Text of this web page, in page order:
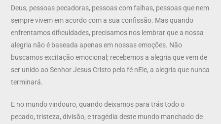
Deus, pessoas pecadoras, pessoas com falhas, pessoas que nem
sempre vivem em acordo com a sua confissão. Mas quando
enfrentamos dificuldades, precisamos nos lembrar que a nossa
alegria não é baseada apenas em nossas emoções. Não
buscamos excitação emocional; recebemos a alegria que vem de
ser unido ao Senhor Jesus Cristo pela fé nEle, a alegria que nunca
terminará.
E no mundo vindouro, quando deixamos para trás todo o
pecado, tristeza, divisão, e tragédia deste mundo manchado de